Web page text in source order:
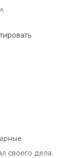
своего дела.